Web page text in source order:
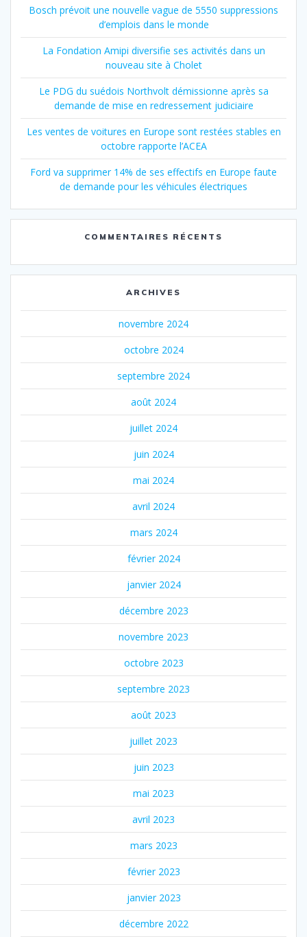
Bosch prévoit une nouvelle vague de 5550 suppressions
d’emplois dans le monde
La Fondation Amipi diversifie ses activités dans un
nouveau site à Cholet
Le PDG du suédois Northvolt démissionne après sa
demande de mise en redressement judiciaire
Les ventes de voitures en Europe sont restées stables en
octobre rapporte l’ACEA
Ford va supprimer 14% de ses effectifs en Europe faute
de demande pour les véhicules électriques
COMMENTAIRES RÉCENTS
ARCHIVES
novembre 2024
octobre 2024
septembre 2024
août 2024
juillet 2024
juin 2024
mai 2024
avril 2024
mars 2024
février 2024
janvier 2024
décembre 2023
novembre 2023
octobre 2023
septembre 2023
août 2023
juillet 2023
juin 2023
mai 2023
avril 2023
mars 2023
février 2023
janvier 2023
décembre 2022